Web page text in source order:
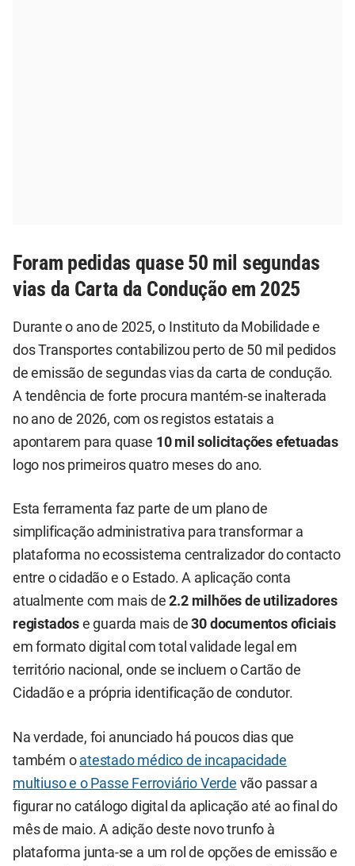
Foram pedidas quase 50 mil segundas
vias da Carta da Condução em 2025
Durante o ano de 2025, o Instituto da Mobilidade e
dos Transportes contabilizou perto de 50 mil pedidos
de emissão de segundas vias da carta de condução.
A tendência de forte procura mantém-se inalterada
no ano de 2026, com os registos estatais a
apontarem para quase 10 mil solicitações efetuadas
logo nos primeiros quatro meses do ano.
Esta ferramenta faz parte de um plano de
simplificação administrativa para transformar a
plataforma no ecossistema centralizador do contacto
entre o cidadão e o Estado. A aplicação conta
atualmente com mais de2.2 milhões de utilizadores
registados e guarda mais de30 documentos oficiais
em formato digital com total validade legal em
território nacional, onde se incluem o Cartão de
Cidadão e a própria identificação de condutor.
Na verdade, foi anunciado há poucos dias que
também o atestado médico de incapacidade
multiuso e o Passe Ferroviário Verde vão passar a
figurar no catálogo digital da aplicação até ao final do
mês de maio. A adição deste novo trunfo à
plataforma junta-se a um rol de opções de emissão e